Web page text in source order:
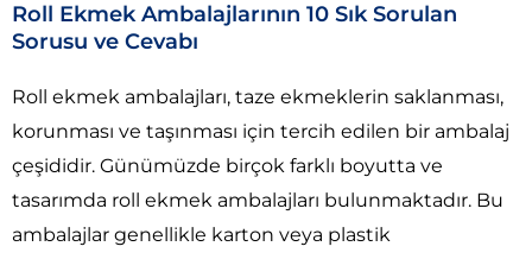
Roll Ekmek Ambalajlarının 10 Sık Sorulan
Sorusu ve Cevabı
Roll ekmek ambalajları, taze ekmeklerin saklanması,
korunması ve taşınması için tercih edilen bir ambalaj
çeşididir. Günümüzde birçok farklı boyutta ve
tasarımda roll ekmek ambalajları bulunmaktadır. Bu
ambalajlar genellikle karton veya plastik